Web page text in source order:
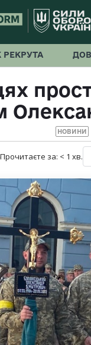
РЕКРУТА
НОВИНИ
Прочитаєте за: < 1 хв.